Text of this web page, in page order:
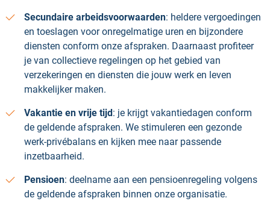
Secundaire arbeidsvoorwaarden: heldere vergoedingen
en toeslagen voor onregelmatige uren en bijzondere
diensten conform onze afspraken. Daarnaast profiteer
je van collectieve regelingen op het gebied van
verzekeringen en diensten die jouw werk en leven
makkelijker maken.
Vakantie en vrije tijd: je krijgt vakantiedagen conform
de geldende afspraken. We stimuleren een gezonde
werk-privébalans en kijken mee naar passende
inzetbaarheid.
Pensioen: deelname aan een pensioenregeling volgens
de geldende afspraken binnen onze organisatie.